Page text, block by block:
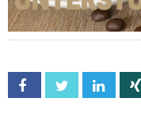
Facebook Twitter